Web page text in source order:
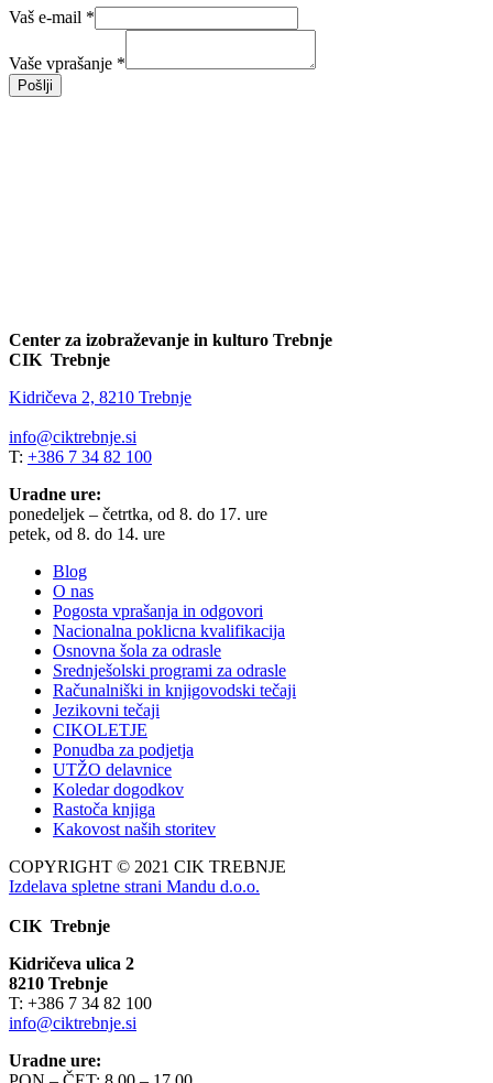
Vaš e-mail *
Vaše vprašanje *
Pošlji
Center za izobraževanje in kulturo Trebnje
CIK Trebnje
Kidričeva 2, 8210 Trebnje
info@ciktrebnje.si
T: +386 7 34 82 100
Uradne ure:
ponedeljek – četrtka, od 8. do 17. ure
petek, od 8. do 14. ure
Blog
O nas
Pogosta vprašanja in odgovori
Nacionalna poklicna kvalifikacija
Osnovna šola za odrasle
Srednješolski programi za odrasle
Računalniški in knjigovodski tečaji
Jezikovni tečaji
CIKOLETJE
Ponudba za podjetja
UTŽO delavnice
Koledar dogodkov
Rastoča knjiga
Kakovost naših storitev
COPYRIGHT © 2021 CIK TREBNJE
Izdelava spletne strani Mandu d.o.o.
CIK Trebnje
Kidričeva ulica 2
8210 Trebnje
T: +386 7 34 82 100
info@ciktrebnje.si
Uradne ure: